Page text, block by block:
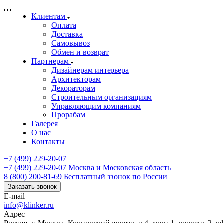
Клиентам
Оплата
Доставка
Самовывоз
Обмен и возврат
Партнерам
Дизайнерам интерьера
Архитекторам
Декораторам
Строительным организациям
Управляющим компаниям
Прорабам
Галерея
О нас
Контакты
+7 (499) 229-20-07
+7 (499) 229-20-07 Москва и Московская область
8 (800) 200-81-69 Бесплатный звонок по России
Заказать звонок
E-mail
info@klinker.ru
Адрес